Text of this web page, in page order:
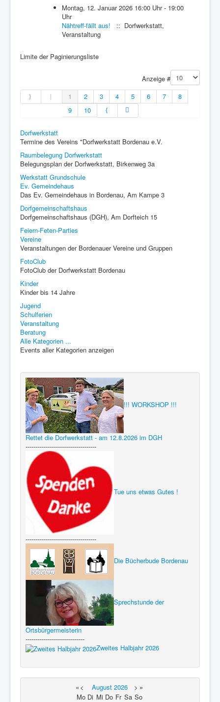
Montag, 12. Januar 2026 16:00 Uhr - 19:00
Uhr
Nähtreff-fällt aus!
:: Dorfwerkstatt,
Veranstaltung
Limite der Paginierungsliste
Anzeige #
1
2 3 4 5 6 7
8
9
10
Dorfwerkstatt
Termine des Vereins "Dorfwerkstatt Bordenau e.V.
Raumbelegung Dorfwerkstatt
Belegungsplan der Dorfwerkstatt, Birkenweg 3a
Werkstatt Grundschule
Ev. Gemeindehaus
Das Ev. Gemeindehaus in Bordenau, Am Kampe 3
Dorfgemeinschaftshaus
Dorfgemeinschaftshaus (DGH), Am Dorfteich 15
Feiern-Feten-Parties
Vereine
Veranstaltungen der Bordenauer Vereine und Gruppen
FotoClub
FotoClub der Dorfwerkstatt Bordenau
Kinder
Kinder bis 14 Jahre
Jugend
Schulferien
Veranstaltung
Beratung
Alle Kategorien ...
Events aller Kategorien anzeigen
!!! WORKSHOP !!!
Rettet die Dorfwerkstatt - am 12.8.2026 im DGH
------------------------------------
Tue uns etwas Gutes !
------------------------------------
Die Bücherbude Bordenau
Sprechstunde der
Ortsbürgermeisterin
------------------------------
Zweites Halbjahr 2026
« < August 2026 > »
Mo Di Mi Do Fr Sa So